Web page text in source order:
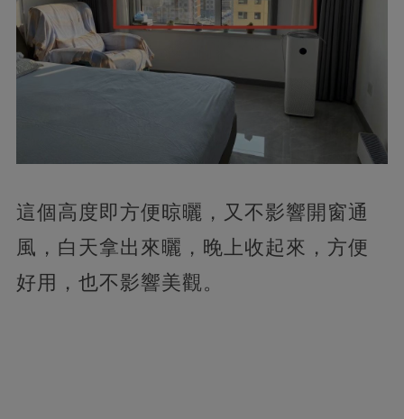
這個高度即方便晾曬，又不影響開窗通
風，白天拿出來曬，晚上收起來，方便
好用，也不影響美觀。